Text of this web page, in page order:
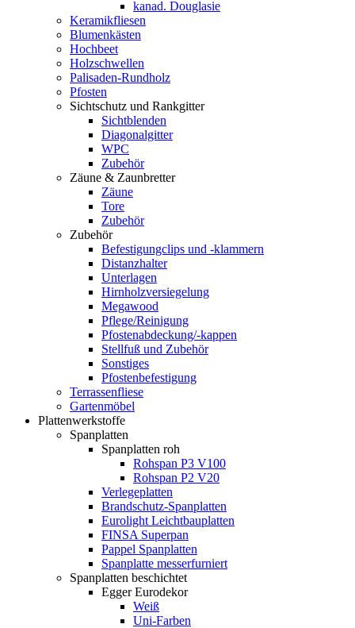
kanad. Douglasie
Keramikfliesen
Blumenkästen
Hochbeet
Holzschwellen
Palisaden-Rundholz
Pfosten
Sichtschutz und Rankgitter
Sichtblenden
Diagonalgitter
WPC
Zubehör
Zäune & Zaunbretter
Zäune
Tore
Zubehör
Zubehör
Befestigungclips und -klammern
Distanzhalter
Unterlagen
Hirnholzversiegelung
Megawood
Pflege/Reinigung
Pfostenabdeckung/-kappen
Stellfuß und Zubehör
Sonstiges
Pfostenbefestigung
Terrassenfliese
Gartenmöbel
Plattenwerkstoffe
Spanplatten
Spanplatten roh
Rohspan P3 V100
Rohspan P2 V20
Verlegeplatten
Brandschutz-Spanplatten
Eurolight Leichtbauplatten
FINSA Superpan
Pappel Spanplatten
Spanplatte messerfurniert
Spanplatten beschichtet
Egger Eurodekor
Weiß
Uni-Farben